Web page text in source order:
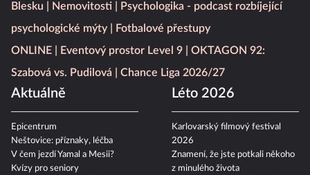
Blesku
Nemovitosti
Psychologika - podcast rozbíjející
psychologické mýty
Fotbalové přestupy
ONLINE
Eventový prostor Level 9
OKTAGON 92:
Szabová vs. Pudilová
Chance Liga 2026/27
Aktuálně
Epicentrum
Neštovice: příznaky, léčba
V čem jezdí Yamal a Mesii?
Kvízy pro seniory
Léto 2026
Karlovarský filmový festival
2026
Znamení, že jste potkali někoho
z minulého života